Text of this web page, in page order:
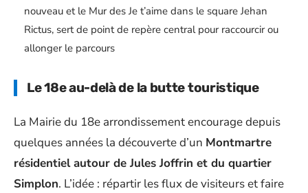
nouveau et le Mur des Je t’aime dans le square Jehan
Rictus, sert de point de repère central pour raccourcir ou
allonger le parcours
Le 18e au-delà de la butte touristique
La Mairie du 18e arrondissement encourage depuis
quelques années la découverte d’un Montmartre
résidentiel autour de Jules Joffrin et du quartier
Simplon. L’idée : répartir les flux de visiteurs et faire